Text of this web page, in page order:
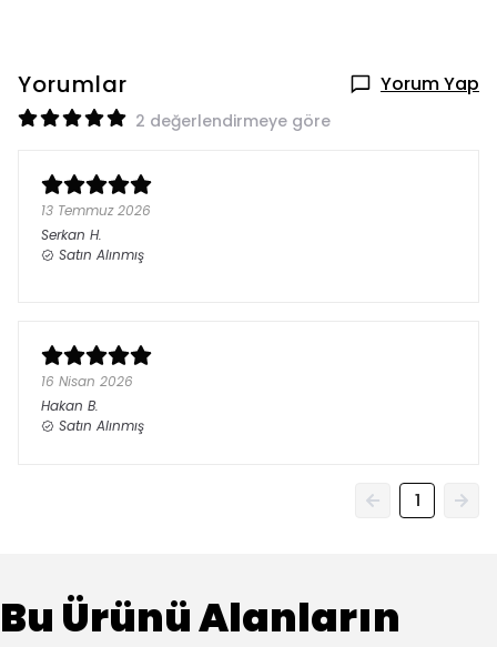
Yorumlar Yorum Yap
2 değerlendirmeye göre
13 Temmuz 2026
Serkan H.
Satın Alınmış
16 Nisan 2026
Hakan B.
Satın Alınmış
1
Bu Ürünü Alanların